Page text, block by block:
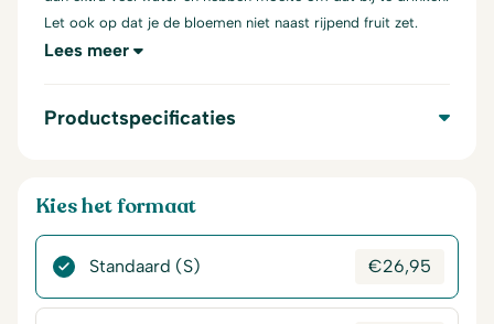
Let ook op dat je de bloemen niet naast rijpend fruit zet.
Lees meer
Productspecificaties
Kies het formaat
Standaard (S) €26,95